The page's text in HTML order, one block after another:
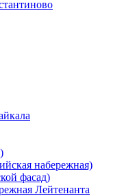
набережная)
фасад)
Лейтенанта